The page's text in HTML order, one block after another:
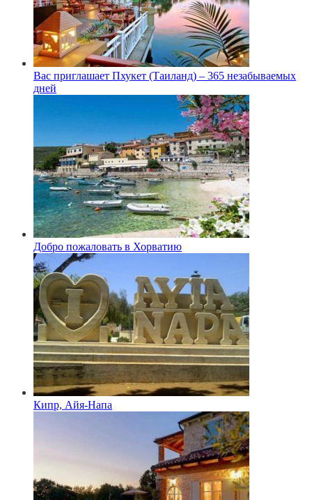
Вас приглашает Пхукет (Таиланд) – 365 незабываемых
дней
Добро пожаловать в Хорватию
Кипр, Айя-Напа